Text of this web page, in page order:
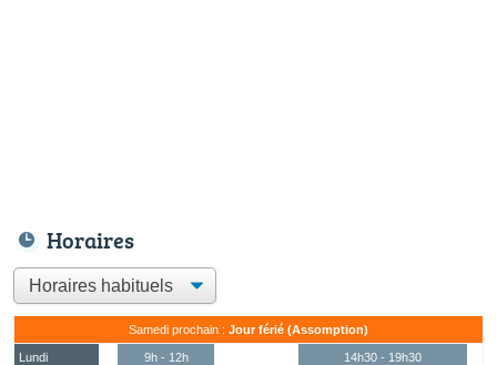
Horaires
Samedi prochain : Jour férié (Assomption)
Lundi 9h - 12h
14h30 - 19h30